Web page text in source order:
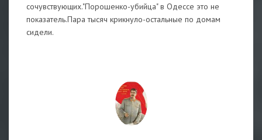
сочувствующих."Порошенко-убийца" в Одессе это не
показатель.Пара тысяч крикнуло-остальные по домам
сидели.